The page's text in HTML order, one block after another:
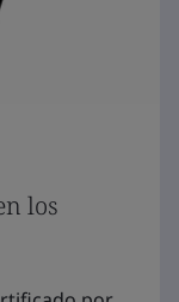
los